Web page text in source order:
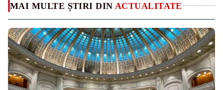
MAI MULTE ȘTIRI DIN ACTUALITATE